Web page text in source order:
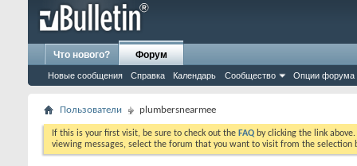
Что нового? Форум
Новые сообщения Справка Календарь Сообщество Опции форума
Пользователи plumbersnearmee
If this is your first visit, be sure to check out the FAQ by clicking the link
viewing messages, select the forum that you want to visit from the selection